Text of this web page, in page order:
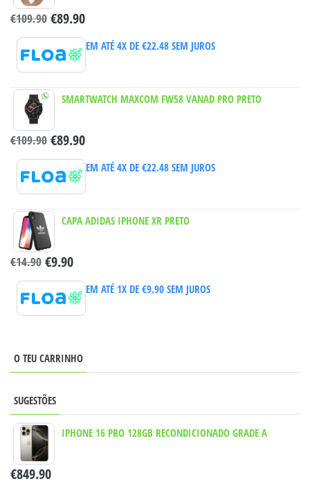
€109.90 €89.90
EM ATÉ 4X DE €22.48SEM JUROS
SMARTWATCH MAXCOM FW58 VANAD PRO PRETO
€109.90 €89.90
EM ATÉ 4X DE €22.48SEM JUROS
CAPA ADIDAS IPHONE XR PRETO
€14.90 €9.90
EM ATÉ 1X DE €9.90SEM JUROS
O TEU CARRINHO
SUGESTÕES
IPHONE 16 PRO 128GB RECONDICIONADO GRADE A
€849.90